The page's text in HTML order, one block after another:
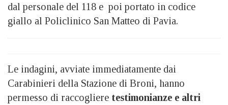
dal personale del 118 e poi portato in codice
giallo al Policlinico San Matteo di Pavia.
Le indagini, avviate immediatamente dai
Carabinieri della Stazione di Broni, hanno
permesso di raccogliere testimonianze e altri